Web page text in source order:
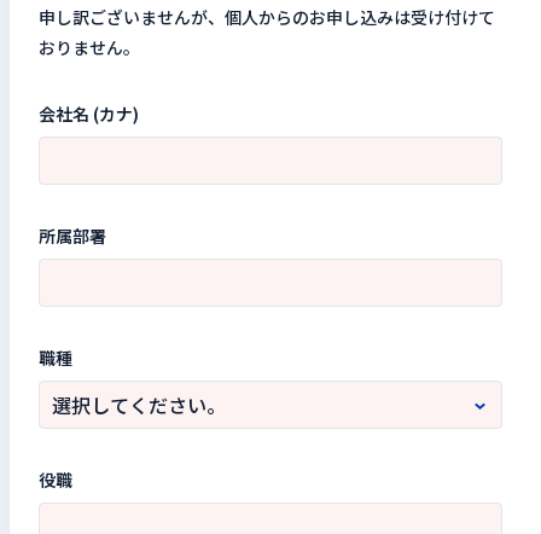
申し訳ございませんが、個人からのお申し込みは受け付けて
おりません。
会社名 (カナ)
所属部署
職種
役職